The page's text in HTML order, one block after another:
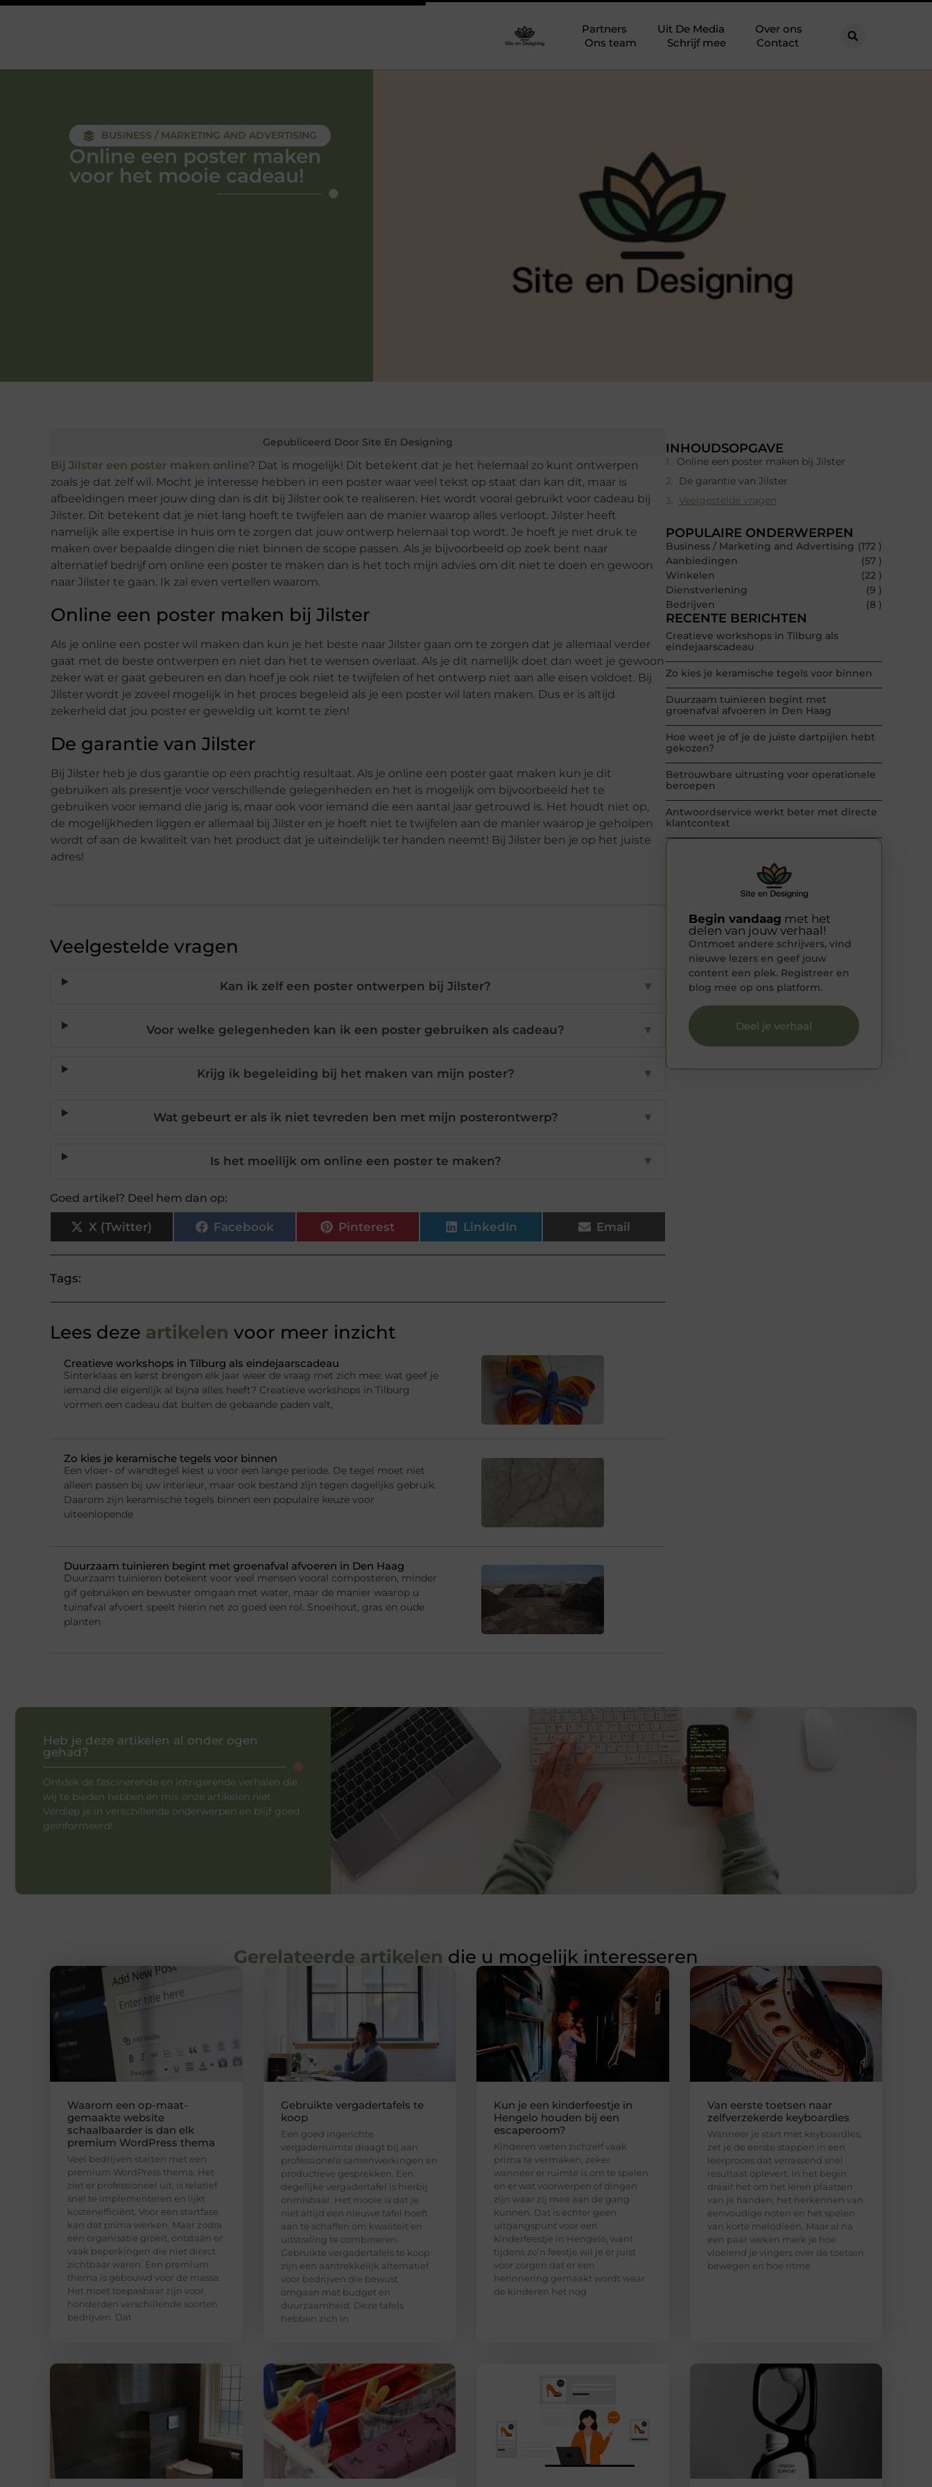
Partners Uit De Media
Over ons
Ons team
Schrijf mee Contact
BUSINESS / MARKETING AND ADVERTISING
Online een poster maken
voor het mooie cadeau!
Gepubliceerd Door Site En Designing
Bij Jilster een poster maken online? Dat is mogelijk! Dit betekent dat je het helemaal zo kunt ontwerpen
zoals je dat zelf wil. Mocht je interesse hebben in een poster waar veel tekst op staat dan kan dit, maar is
afbeeldingen meer jouw ding dan is dit bij Jilster ook te realiseren. Het wordt vooral gebruikt voor cadeau bij
Jilster. Dit betekent dat je niet lang hoeft te twijfelen aan de manier waarop alles verloopt. Jilster heeft
namelijk alle expertise in huis om te zorgen dat jouw ontwerp helemaal top wordt. Je hoeft je niet druk te
maken over bepaalde dingen die niet binnen de scope passen. Als je bijvoorbeeld op zoek bent naar
alternatief bedrijf om online een poster te maken dan is het toch mijn advies om dit niet te doen en gewoon
naar Jilster te gaan. Ik zal even vertellen waarom.
Online een poster maken bij Jilster
Als je online een poster wil maken dan kun je het beste naar Jilster gaan om te zorgen dat je allemaal verder
gaat met de beste ontwerpen en niet dan het te wensen overlaat. Als je dit namelijk doet dan weet je gewoon
zeker wat er gaat gebeuren en dan hoef je ook niet te twijfelen of het ontwerp niet aan alle eisen voldoet. Bij
Jilster wordt je zoveel mogelijk in het proces begeleid als je een poster wil laten maken. Dus er is altijd
zekerheid dat jou poster er geweldig uit komt te zien!
De garantie van Jilster
Bij Jilster heb je dus garantie op een prachtig resultaat. Als je online een poster gaat maken kun je dit
gebruiken als presentje voor verschillende gelegenheden en het is mogelijk om bijvoorbeeld het te
gebruiken voor iemand die jarig is, maar ook voor iemand die een aantal jaar getrouwd is. Het houdt niet op,
de mogelijkheden liggen er allemaal bij Jilster en je hoeft niet te twijfelen aan de manier waarop je geholpen
wordt of aan de kwaliteit van het product dat je uiteindelijk ter handen neemt! Bij Jilster ben je op het juiste
adres!
Veelgestelde vragen
Kan ik zelf een poster ontwerpen bij Jilster? ▼
Voor welke gelegenheden kan ik een poster gebruiken als cadeau? ▼
Krijg ik begeleiding bij het maken van mijn poster? ▼
Wat gebeurt er als ik niet tevreden ben met mijn posterontwerp? ▼
Is het moeilijk om online een poster te maken? ▼
Goed artikel? Deel hem dan op:
X (Twitter) Facebook Pinterest LinkedIn Email
Tags:
Lees deze artikelen voor meer inzicht
Creatieve workshops in Tilburg als eindejaarscadeau
Sinterklaas en kerst brengen elk jaar weer de vraag met zich mee: wat geef je
iemand die eigenlijk al bijna alles heeft? Creatieve workshops in Tilburg
vormen een cadeau dat buiten de gebaande paden valt,
Zo kies je keramische tegels voor binnen
Een vloer- of wandtegel kiest u voor een lange periode. De tegel moet niet
alleen passen bij uw interieur, maar ook bestand zijn tegen dagelijks gebruik.
Daarom zijn keramische tegels binnen een populaire keuze voor
uiteenlopende
Duurzaam tuinieren begint met groenafval afvoeren in Den Haag
Duurzaam tuinieren betekent voor veel mensen vooral composteren, minder
gif gebruiken en bewuster omgaan met water, maar de manier waarop u
tuinafval afvoert speelt hierin net zo goed een rol. Snoeihout, gras en oude
planten
INHOUDSOPGAVE
Online een poster maken bij Jilster
De garantie van Jilster
Veelgestelde vragen
POPULAIRE ONDERWERPEN
Business / Marketing and Advertising (172 )
Aanbiedingen
(57 )
Winkelen
(22 )
Dienstverlening
(9 )
Bedrijven
(8 )
RECENTE BERICHTEN
Creatieve workshops in Tilburg als
eindejaarscadeau
Zo kies je keramische tegels voor binnen
Duurzaam tuinieren begint met
groenafval afvoeren in Den Haag
Hoe weet je of je de juiste dartpijlen hebt
gekozen?
Betrouwbare uitrusting voor operationele
beroepen
Antwoordservice werkt beter met directe
klantcontext
Begin vandaag met het
delen van jouw verhaal!
Ontmoet andere schrijvers, vind
nieuwe lezers en geef jouw
content een plek. Registreer en
blog mee op ons platform.
Deel je verhaal
Heb je deze artikelen al onder ogen
gehad?
Ontdek de fascinerende en intrigerende verhalen die
wij te bieden hebben en mis onze artikelen niet.
Verdiep je in verschillende onderwerpen en blijf goed
geïnformeerd!
Gerelateerde artikelen die u mogelijk interesseren
Waarom een op-maat-
gemaakte website
schaalbaarder is dan elk
premium WordPress thema
Veel bedrijven starten met een
premium WordPress thema. Het
ziet er professioneel uit, is relatief
snel te implementeren en lijkt
kostenefficiënt. Voor een startfase
kan dat prima werken. Maar zodra
een organisatie groeit, ontstaan er
vaak beperkingen die niet direct
zichtbaar waren. Een premium
thema is gebouwd voor de massa.
Het moet toepasbaar zijn voor
honderden verschillende soorten
bedrijven. Dat
Gebruikte vergadertafels te
koop
Een goed ingerichte
vergaderruimte draagt bij aan
professionele samenwerkingen en
productieve gesprekken. Een
degelijke vergadertafel is hierbij
onmisbaar. Het mooie is dat je
niet altijd een nieuwe tafel hoeft
aan te schaffen om kwaliteit en
uitstraling te combineren.
Gebruikte vergadertafels te koop
zijn een aantrekkelijk alternatief
voor bedrijven die bewust
omgaan met budget en
duurzaamheid. Deze tafels
hebben zich in
Kun je een kinderfeestje in
Hengelo houden bij een
escaperoom?
Kinderen weten zichzelf vaak
prima te vermaken, zeker
wanneer er ruimte is om te spelen
en er wat voorwerpen of dingen
zijn waar zij mee aan de gang
kunnen. Dat is echter geen
uitgangspunt voor een
kinderfeestje in Hengelo, want
tijdens zo’n feestje wil je er juist
voor zorgen dat er een
herinnering gemaakt wordt waar
de kinderen het nog
Van eerste toetsen naar
zelfverzekerde keyboardles
Wanneer je start met keyboardles,
zet je de eerste stappen in een
leerproces dat verrassend snel
resultaat oplevert. In het begin
draait het om het leren plaatsen
van je handen, het herkennen van
eenvoudige noten en het spelen
van korte melodieën. Maar al na
een paar weken merk je hoe
vloeiend je vingers over de toetsen
bewegen en hoe ritme